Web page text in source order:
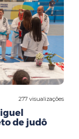
277 visualizações
de judô